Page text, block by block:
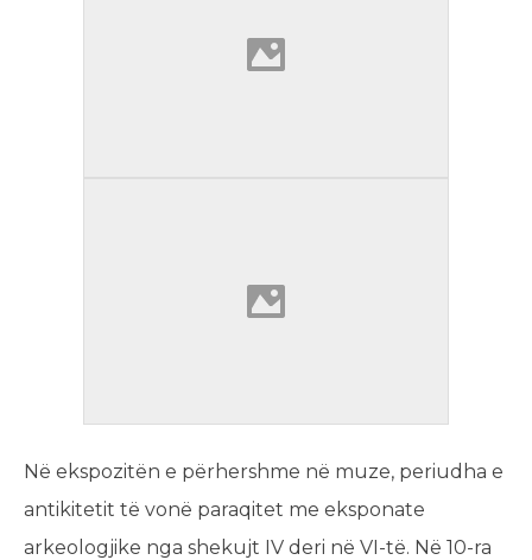
Në ekspozitën e përhershme në muze, periudha e
antikitetit të vonë paraqitet me eksponate
arkeologjike nga shekujt IV deri në VI-të. Në 10-ra